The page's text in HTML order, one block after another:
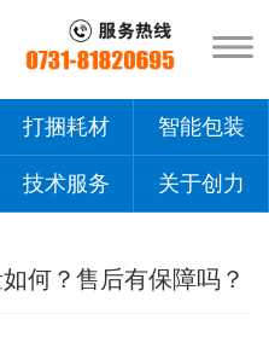
打捆耗材 智能包装
技术服务 关于创力
何？售后有保障吗？